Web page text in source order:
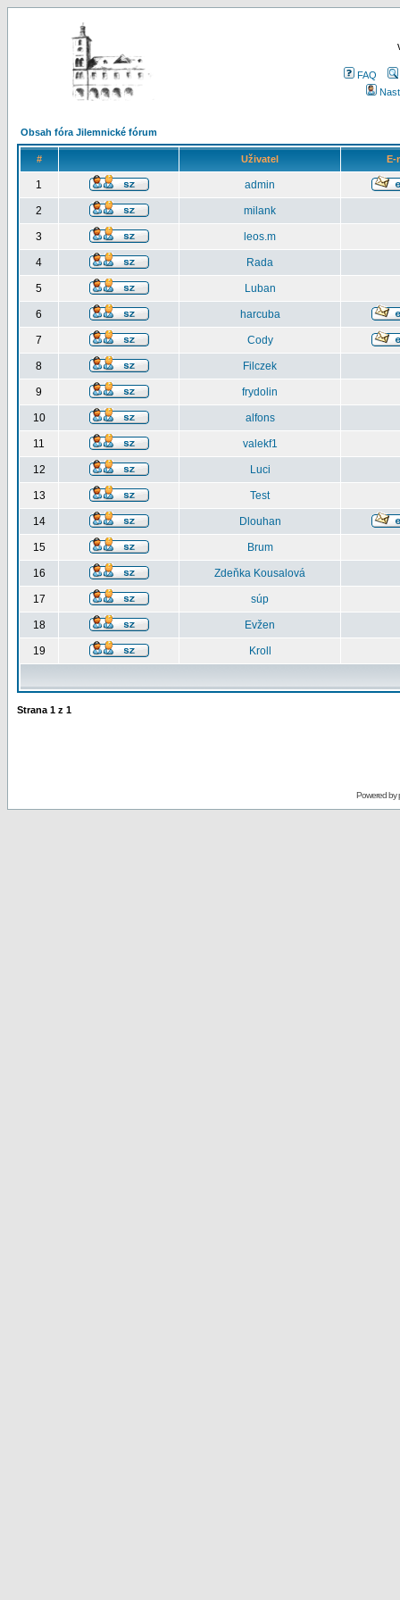
FAQ
Obsah fóra Jilemnické fórum
# Uživatel E-
1 admin
2 milank
3 leos.m
4 Rada
5 Luban
6 harcuba
7 Cody
8 Filczek
9 frydolin
10 alfons
11 valekf1
12 Luci
13 Test
14 Dlouhan
15 Brum
16 Zdeňka Kousalová
17 súp
18 Evžen
19 Kroll
Strana 1 z 1
Powered by